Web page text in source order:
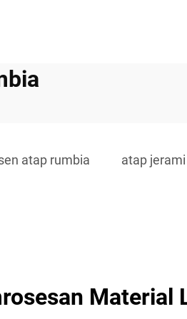
atap rumbia atap
Material